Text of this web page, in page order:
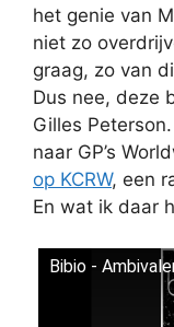
het genie van
niet zo
graag, zo van
Dus nee, deze
Gilles
naar GP’s
op KCRW, een
En wat ik daar
Bibio -